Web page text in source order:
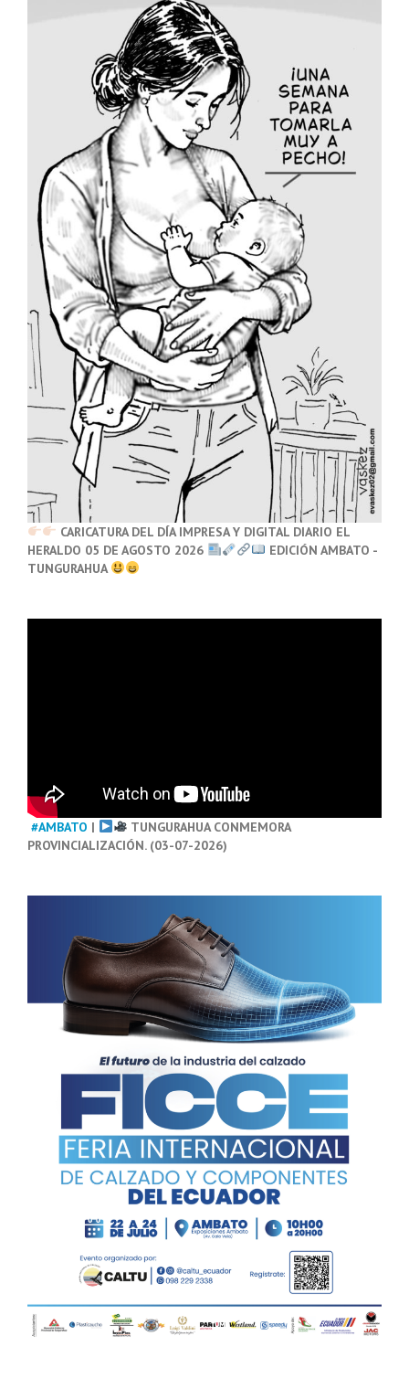
CARICATURA DEL DÍA IMPRESA Y DIGITAL DIARIO EL
HERALDO 05 DE AGOSTO 2026
EDICIÓN AMBATO -
TUNGURAHUA
#AMBATO |
TUNGURAHUA CONMEMORA
PROVINCIALIZACIÓN. (03-07-2026)